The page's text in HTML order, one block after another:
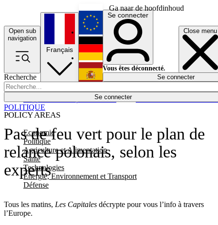
Ga naar de hoofdinhoud
Open sub
navigation
Close menu
Recherche
Se connecter
POLICY AREAS
Economie
Politique
Agriculture et Alimentation
Santé
Technologies
Energie, Environnement et Transport
Défense
Économie
Français
English
Deutsch
Español
Se connecter
Vous êtes déconnecté.
Se connecter
Pas de feu vert pour le plan de
relance polonais, selon les
experts
Tous les matins, Les Capitales décrypte pour vous l’info à travers
l’Europe.
POLITIQUE